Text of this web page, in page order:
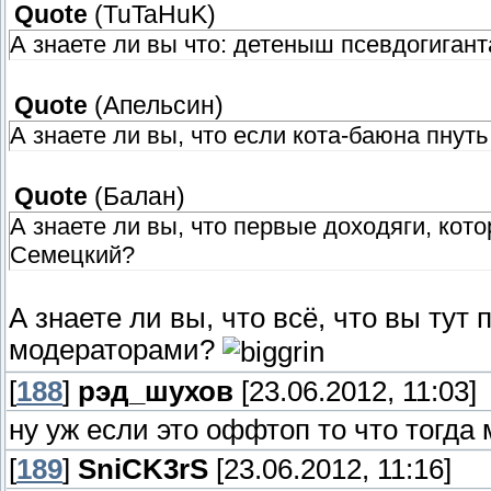
Quote (TuTaHuK)
А знаете ли вы что: детеныш
Quote (Апельсин)
А знаете ли вы, что если кота-баюна
Quote ( Балан)
А знаете ли вы, что первые доходяги,
Семецкий?
А знаете ли вы, что всё, что вы тут
модераторами?
[188] рэд_шухов [23.06.2012, 11:03]
ну уж если это оффтоп то что тогда
[189] SniCK3rS [23.06.2012, 11:16]